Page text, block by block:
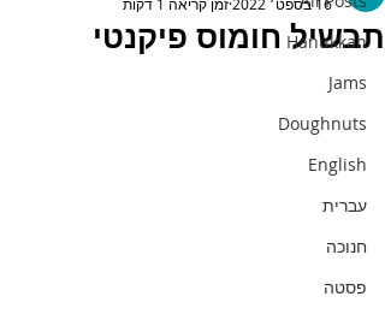
Hanukkah
Jams
Doughnuts
English
עברית
חנוכה
פסטה
תבשיל חומוס פיקנטי